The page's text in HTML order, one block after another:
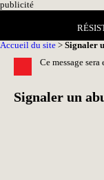
publicité
Accueil du site > Signaler
Ce message
Signaler un